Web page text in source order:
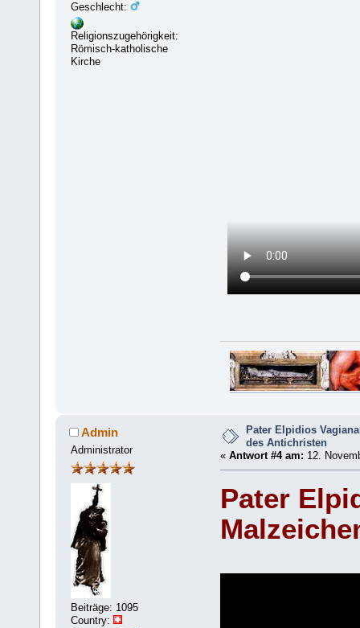
Geschlecht:
Religionszugehörigkeit:
Römisch-katholische
Kirche
Admin
Administrator
Beiträge: 1095
Country:
Pater Elpidios
des Antichristen
« Antwort #4 am: 12.
Pater